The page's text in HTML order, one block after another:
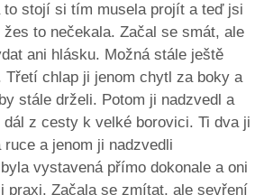
to stojí si tím musela projít a teď jsi
to nečekala. Začal se smát, ale
ani hlásku. Možná stále ještě
Třetí chlap ji jenom chytl za boky a
stále drželi. Potom ji nadzvedl a
dál z cesty k velké borovici. Ti dva ji
a jenom ji nadzvedli
vystavená přímo dokonale a oni
praxi. Začala se zmítat, ale sevření